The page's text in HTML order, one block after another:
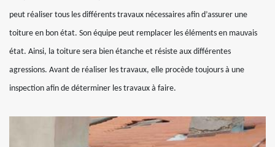
peut réaliser tous les différents travaux nécessaires afin d’assurer une
toiture en bon état. Son équipe peut remplacer les éléments en mauvais
état. Ainsi, la toiture sera bien étanche et résiste aux différentes
agressions. Avant de réaliser les travaux, elle procède toujours à une
inspection afin de déterminer les travaux à faire.